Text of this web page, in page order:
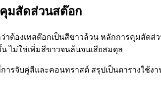
คุมสัดส่วนสต๊อก
ลว่าต้องเทสต๊อกเป็นสีขาวล้วน หลักการคุมสั
ไม่ใช่เพิ่มสีขาวจนล้นจนเสียสมดุล
รจับคู่สีและคอนทราสต์ สรุปเป็นตารางใช้งา